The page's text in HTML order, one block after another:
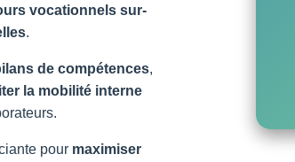
vocationnels sur-
.
de compétences,
la mobilité interne
pour maximiser